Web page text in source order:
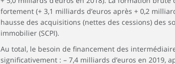
fortement (+ 3,1 milliards d’euros après + 0,2
hausse des acquisitions (nettes des cessions) des
immobilier (SCPI).
Au total, le besoin de financement des
significativement : – 7,4 milliards d’euros en 2019,